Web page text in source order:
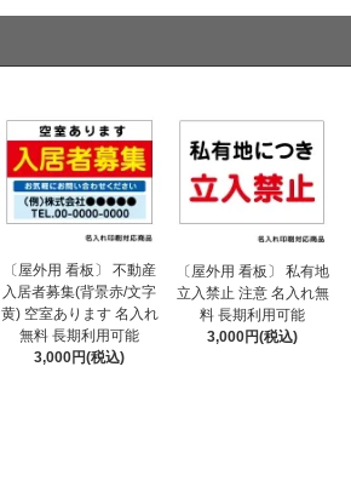
〔屋外用 看板〕 不動産
入居者募集(背景赤/文字
黄) 空室あります 名入れ
無料 長期利用可能
3,000円(税込)
〔屋外用 看板〕 私有地
立入禁止 注意 名入れ無
料 長期利用可能
3,000円(税込)